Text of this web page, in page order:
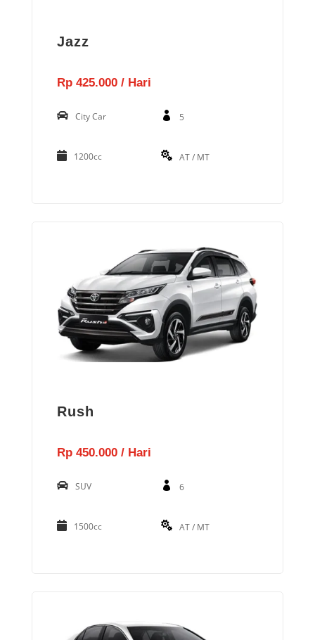
Jazz
Rp 425.000 / Hari
City Car 5
1200cc AT / MT
Rush
Rp 450.000 / Hari
SUV 6
1500cc AT / MT